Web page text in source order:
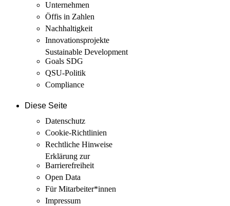
Unternehmen
Öffis in Zahlen
Nachhaltigkeit
Innovations­projekte
Sustainable Development
Goals SDG
QSU-Politik
Compliance
Diese Seite
Datenschutz
Cookie-Richtlinien
Rechtliche Hinweise
Erklärung zur
Barrierefreiheit
Open Data
Für Mitarbeiter­*innen
Impressum